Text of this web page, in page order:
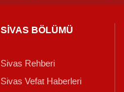
SİVAS BÖLÜMÜ
Sivas Rehberi
Sivas Vefat Haberleri